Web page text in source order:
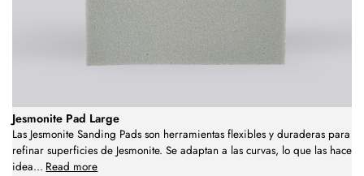
Jesmonite Pad Large
Las Jesmonite Sanding Pads son herramientas flexibles y duraderas para
refinar superficies de Jesmonite. Se adaptan a las curvas, lo que las hace
idea... Read more